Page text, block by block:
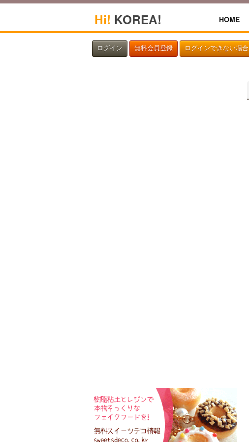
Hi! KOREA! HOME
ログイン 無料会員登録 ログインできない場合